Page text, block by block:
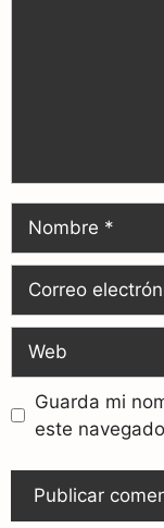
Guarda mi
este